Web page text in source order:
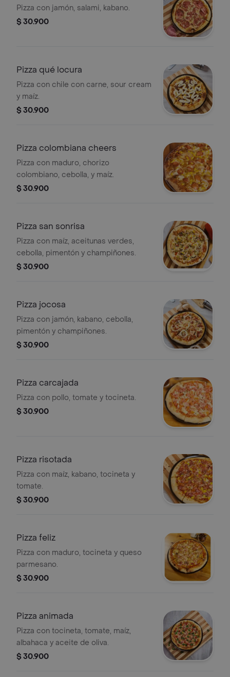
Pizza con jamón, salami, kabano.
$ 30.900
Pizza qué locura
Pizza con chile con carne, sour cream
y maíz.
$ 30.900
Pizza colombiana cheers
Pizza con maduro, chorizo
colombiano, cebolla, y maíz.
$ 30.900
Pizza san sonrisa
Pizza con maíz, aceitunas verdes,
cebolla, pimentón y champiñones.
$ 30.900
Pizza jocosa
Pizza con jamón, kabano, cebolla,
pimentón y champiñones.
$ 30.900
Pizza carcajada
Pizza con pollo, tomate y tocineta.
$ 30.900
Pizza risotada
Pizza con maíz, kabano, tocineta y
tomate.
$ 30.900
Pizza feliz
Pizza con maduro, tocineta y queso
parmesano.
$ 30.900
Pizza animada
Pizza con tocineta, tomate, maíz,
albahaca y aceite de oliva.
$ 30.900